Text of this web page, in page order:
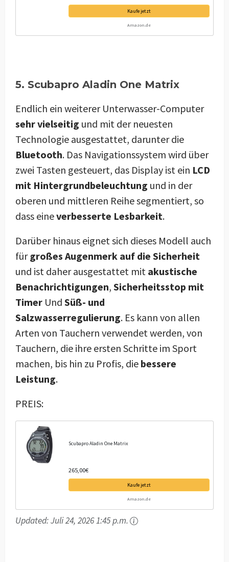
Kaufe jetzt
Amazon.de
5. Scubapro Aladin One Matrix
Endlich ein weiterer Unterwasser-Computer
sehr vielseitig und mit der neuesten
Technologie ausgestattet, darunter die
Bluetooth. Das Navigationssystem wird über
zwei Tasten gesteuert, das Display ist ein LCD
mit Hintergrundbeleuchtung und in der
oberen und mittleren Reihe segmentiert, so
dass eineverbesserte Lesbarkeit.
Darüber hinaus eignet sich dieses Modell auch
fürgroßes Augenmerk auf die Sicherheit
und ist daher ausgestattet mit akustische
Benachrichtigungen, Sicherheitsstop mit
Timer Und Süß- und
Salzwasserregulierung. Es kann von allen
Arten von Tauchern verwendet werden, von
Tauchern, die ihre ersten Schritte im Sport
machen, bis hin zu Profis, die bessere
Leistung.
PREIS:
Scubapro Aladin One Matrix
265,00€
Kaufe jetzt
Amazon.de
Updated:Juli 24, 2026 1:45 p.m.